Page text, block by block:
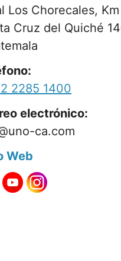
Los Chorecales, Km
Cruz del Quiché
2285 1400
electrónico:
ca.com
Web